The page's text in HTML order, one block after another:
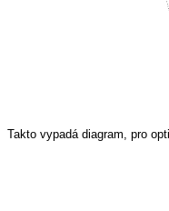
Takto vypadá diagram, pro